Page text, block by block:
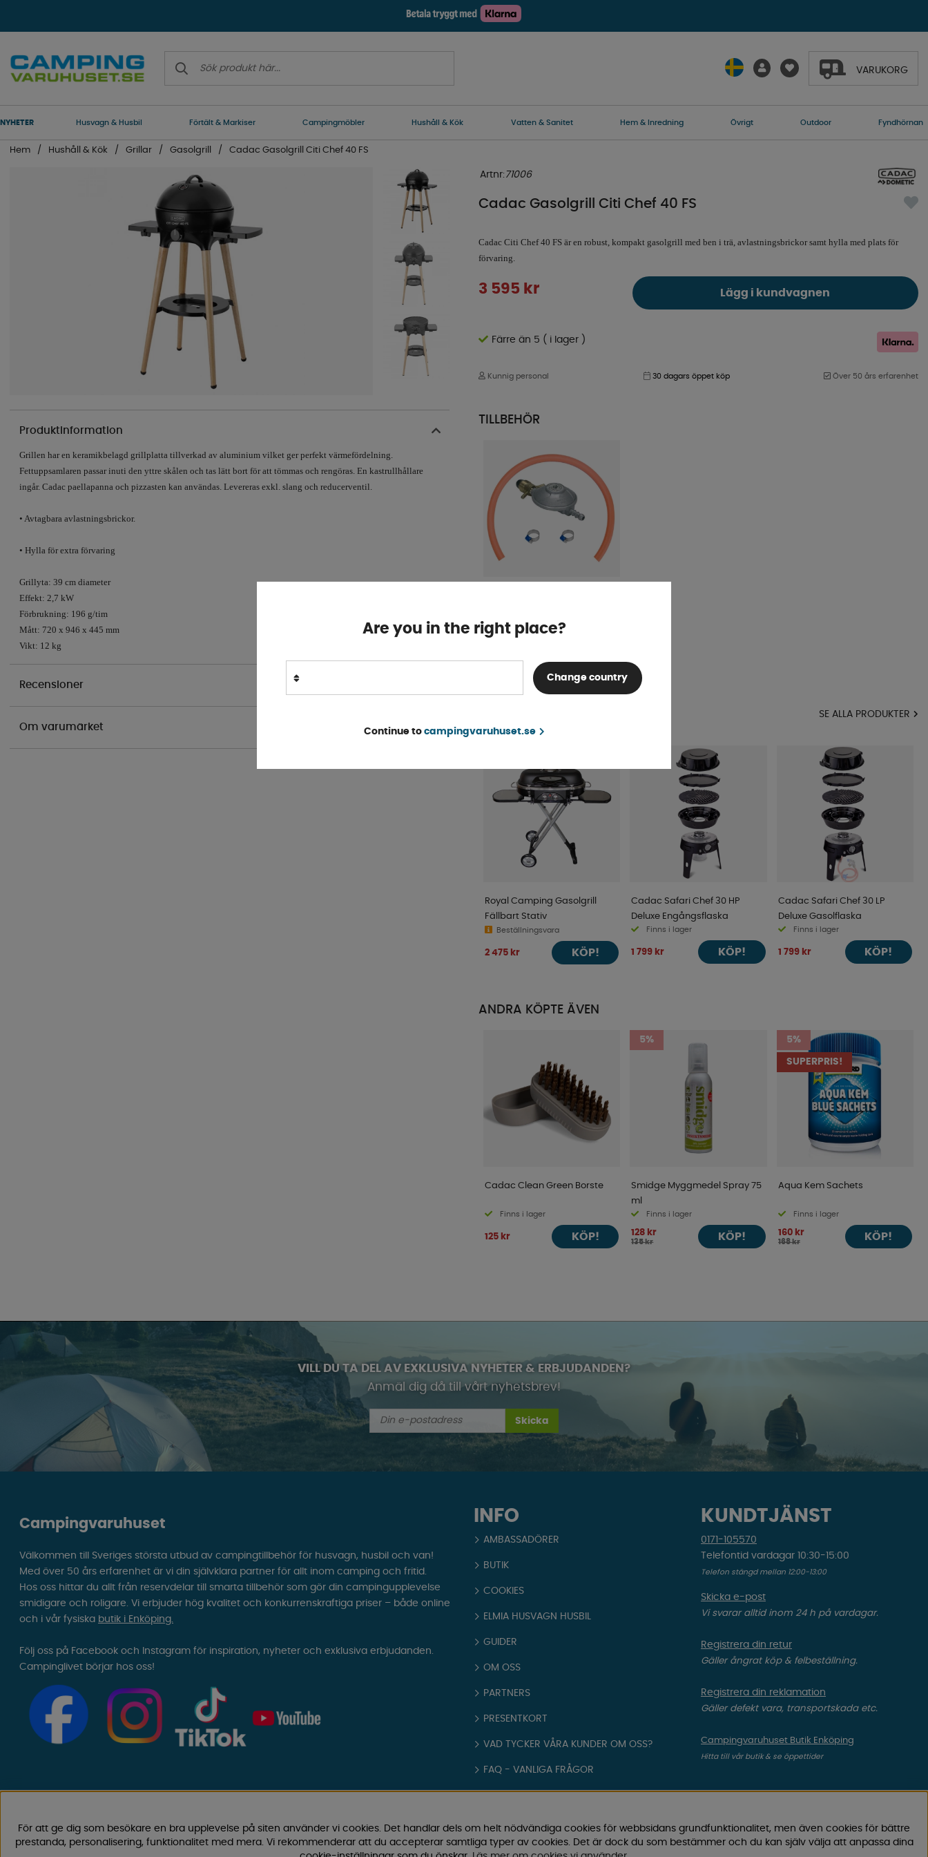
VARUKORG
NYHETER Husvagn & Husbil Förtält & Markiser Campingmöbler Hushåll & Kök Vatten & Sanitet Hem & Inredning Övrigt Outdoor Fyndhörnan
Hem Hushåll & Kök Grillar Gasolgrill Cadac Gasolgrill Citi Chef 40 FS
Artnr: 71006
Cadac Gasolgrill Citi Chef 40 FS
Cadac Citi Chef 40 FS är en robust, kompakt gasolgrill med ben i trä, avlastningsbrickor samt hylla med plats för
förvaring.
3 595 kr Lägg i kundvagnen
Färre än 5 ( i lager )
Kunnig personal 30 dagars öppet köp Över 50 års erfarenhet
Produktinformation
Grillen har en keramikbelagd grillplatta tillverkad av aluminium vilket ger perfekt värmefördelning.
Fettuppsamlaren passar inuti den yttre skålen och tas lätt bort för att tömmas och rengöras. En kastrullhållare
ingår. Cadac paellapanna och pizzasten kan användas. Levereras exkl. slang och reducerventil.
• Avtagbara avlastningsbrickor.
• Hylla för extra förvaring
Grillyta: 39 cm diameter
Effekt: 2,7 kW
Förbrukning: 196 g/tim
Mått: 720 x 946 x 445 mm
Vikt: 12 kg
Recensioner
Om varumärket
TILLBEHÖR
Beställningsvara
KATEGORI
SE ALLA PRODUKTER
Royal Camping Gasolgrill
Fällbart Stativ
Beställningsvara
2 475 kr KÖP!
Cadac Safari Chef 30 HP
Deluxe Engångsflaska
Finns i lager
1 799 kr KÖP!
Cadac Safari Chef 30 LP
Deluxe Gasolflaska
Finns i lager
1 799 kr KÖP!
ANDRA KÖPTE ÄVEN
Cadac Clean Green Borste
Finns i lager
125 kr KÖP!
5%
Smidge Myggmedel Spray 75
ml
Finns i lager
128 kr
135 kr KÖP!
5%
SUPERPRIS!
Aqua Kem Sachets
Finns i lager
160 kr
168 kr KÖP!
Are you in the right place?
Change country
Continue to campingvaruhuset.se
VILL DU TA DEL AV EXKLUSIVA NYHETER & ERBJUDANDEN?
Anmäl dig då till vårt nyhetsbrev!
Skicka
INFO
AMBASSADÖRER
BUTIK
COOKIES
ELMIA HUSVAGN HUSBIL
GUIDER
OM OSS
PARTNERS
PRESENTKORT
VAD TYCKER VÅRA KUNDER OM OSS?
FAQ - VANLIGA FRÅGOR
KÖPVILLKOR
KUNDTJÄNST
0171-105570
Telefontid vardagar 10:30-15:00
Telefon stängd mellan 12:00-13:00
Skicka e-post
Vi svarar alltid inom 24 h på vardagar.
Registrera din retur
Gäller ångrat köp & felbeställning.
Registrera din reklamation
Gäller defekt vara, transportskada etc.
Campingvaruhuset Butik Enköping
Hitta till vår butik & se öppettider
Campingvaruhuset
Välkommen till Sveriges största utbud av campingtillbehör för husvagn, husbil och van!
Med över 50 års erfarenhet är vi din självklara partner för allt inom camping och fritid.
Hos oss hittar du allt från reservdelar till smarta tillbehör som gör din campingupplevelse
smidigare och roligare. Vi erbjuder hög kvalitet och konkurrenskraftiga priser – både online
och i vår fysiska butik i Enköping.
Följ oss på Facebook och Instagram för inspiration, nyheter och exklusiva erbjudanden.
Campinglivet börjar hos oss!
För att ge dig som besökare en bra upplevelse på siten använder vi cookies. Det handlar dels om helt nödvändiga cookies för webbsidans grundfunktionalitet, men även cookies för bättre
prestanda, personalisering, funktionalitet med mera. Vi rekommenderar att du accepterar samtliga typer av cookies. Det är dock du som bestämmer och du kan själv välja att anpassa dina